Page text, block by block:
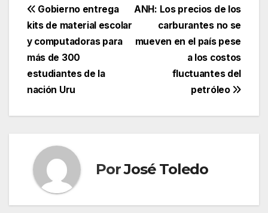
Navegación
de
entradas
ANH: Los precios de los
carburantes no se
mueven en el país pese
a los costos
fluctuantes del
petróleo
Gobierno entrega
kits de material escolar
y computadoras para
más de 300
estudiantes de la
nación Uru
PorJosé Toledo